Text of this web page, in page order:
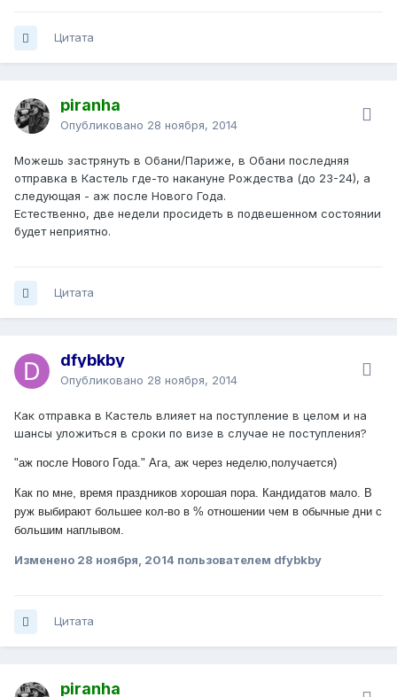
Цитата
piranha
Опубликовано 28 ноября, 2014
Можешь застрянуть в Обани/Париже, в Обани последняя
отправка в Кастель где-то накануне Рождества (до 23-24), а
следующая - аж после Нового Года.
Естественно, две недели просидеть в подвешенном состоянии
будет неприятно.
Цитата
dfybkby
Опубликовано 28 ноября, 2014
Как отправка в Кастель влияет на поступление в целом и на
шансы уложиться в сроки по визе в случае не поступления?
"аж после Нового Года." Ага, аж через неделю,получается)
Как по мне, время праздников хорошая пора. Кандидатов мало. В
руж выбирают большее кол-во в % отношении чем в обычные дни с
большим наплывом.
Изменено 28 ноября, 2014 пользователем dfybkby
Цитата
piranha